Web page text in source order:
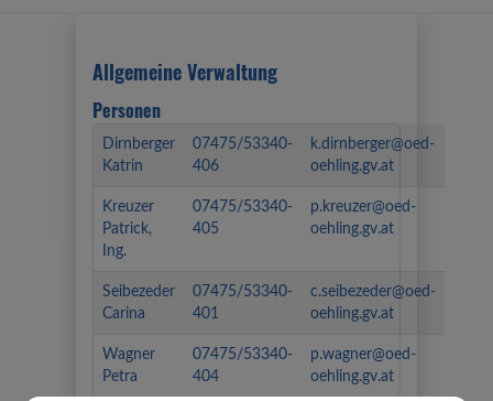
Allgemeine Verwaltung
Personen
Dirnberger
Katrin
07475/53340-
406
k.dirnberger@oed-
oehling.gv.at
Kreuzer
Patrick,
Ing.
07475/53340-
405
p.kreuzer@oed-
oehling.gv.at
Seibezeder
Carina
07475/53340-
401
c.seibezeder@oed-
oehling.gv.at
Wagner
Petra
07475/53340-
404
p.wagner@oed-
oehling.gv.at